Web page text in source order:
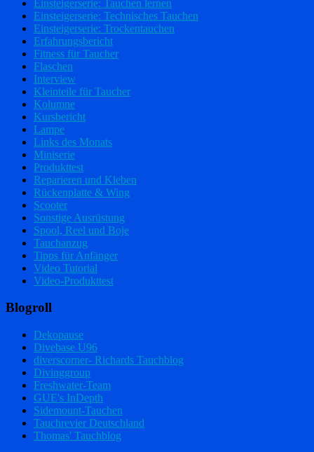
Einsteigerserie: Tauchen lernen
Einsteigerserie: Technisches Tauchen
Einsteigerserie: Trockentauchen
Erfahrungsbericht
Fitness für Taucher
Flaschen
Interview
Kleinteile für Taucher
Kolumne
Kursbericht
Lampe
Links des Monats
Miniserie
Produkttest
Reparieren und Kleben
Rückenplatte & Wing
Scooter
Sonstige Ausrüstung
Spool, Reel und Boje
Tauchanzug
Tipps für Anfänger
Video Tutorial
Video-Produkttest
Blogroll
Dekopause
Divebase U96
diverscorner- Richards Tauchblog
Divinggroup
Freshwater-Team
GUE's InDepth
Sidemount-Tauchen
Tauchrevier Deutschland
Thomas' Tauchblog